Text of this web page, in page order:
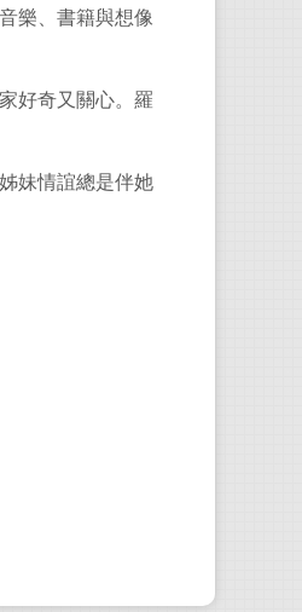
樂、書籍與想像
好奇又關心。羅
妹情誼總是伴她